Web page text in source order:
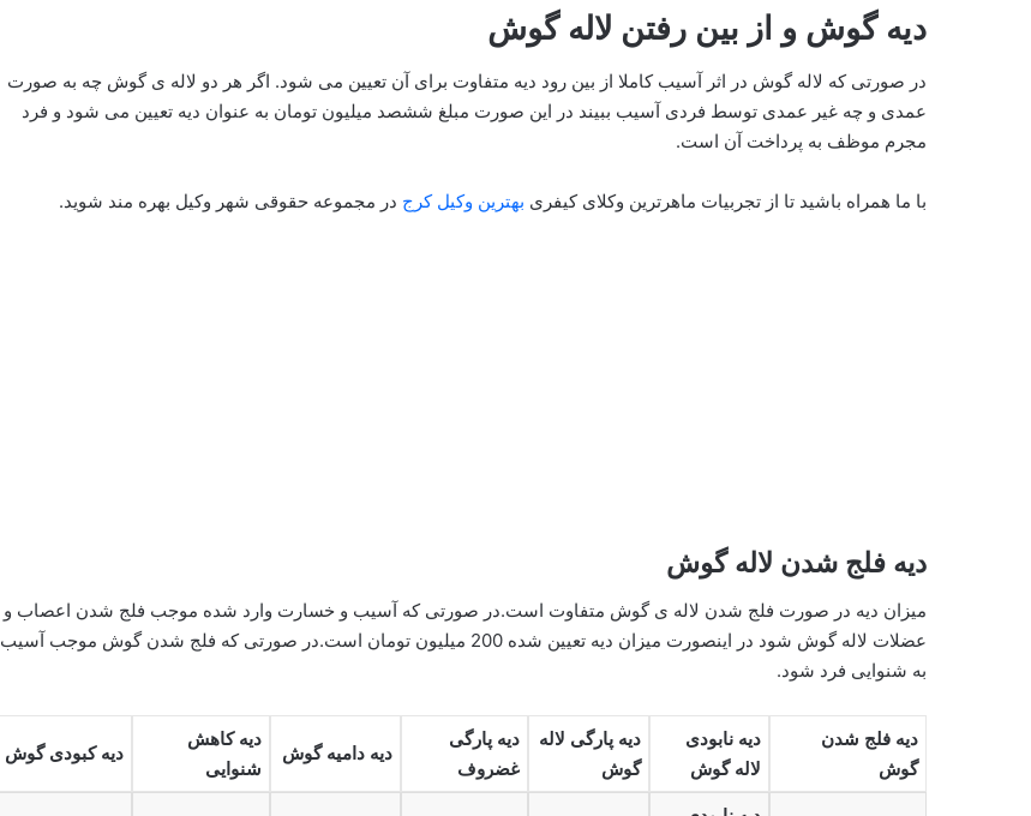
دیه گوش و از بین رفتن لاله گوش
در صورتی که لاله گوش در اثر آسیب کاملا از بین رود دیه متفاوت برای آن تعیین می شود. اگر هر دو لاله ی گوش چه به صورت
عمدی و چه غیر عمدی توسط فردی آسیب ببیند در این صورت مبلغ ششصد میلیون تومان به عنوان دیه تعیین می شود و فرد
مجرم موظف به پرداخت آن است.
با ما همراه باشید تا از تجربیات ماهرترین وکلای کیفری بهترین وکیل کرج در مجموعه حقوقی شهر وکیل بهره مند شوید.
دیه فلج شدن لاله گوش
میزان دیه در صورت فلج شدن لاله ی گوش متفاوت است.در صورتی که آسیب و خسارت وارد شده موجب فلج شدن اعصاب و
عضلات لاله گوش شود در اینصورت میزان دیه تعیین شده 200 میلیون تومان است.در صورتی که فلج شدن گوش موجب آسیب
به شنوایی فرد شود.
دیه فلج شدن
گوش
دیه نابودی
لاله گوش
دیه پارگی لاله
گوش
دیه پارگی
غضروف
دیه دامیه گوش
دیه کاهش
شنوایی
دیه کبودی گوش